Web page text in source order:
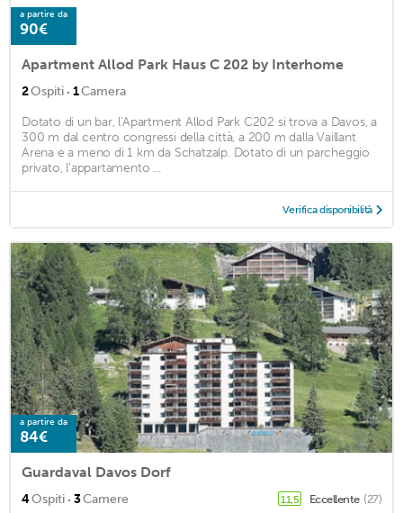
a partire da
90€
Apartment Allod Park Haus C 202 by Interhome
2Ospiti · 1Camera
Dotato di un bar, l'Apartment Allod Park C202 si trova a Davos, a
300 m dal centro congressi della città, a 200 m dalla Vaillant
Arena e a meno di 1 km da Schatzalp. Dotato di un parcheggio
privato, l'appartamento ...
Verifica disponibilità
a partire da
84€
Guardaval Davos Dorf
4Ospiti · 3Camere 11,5 Eccellente (27)